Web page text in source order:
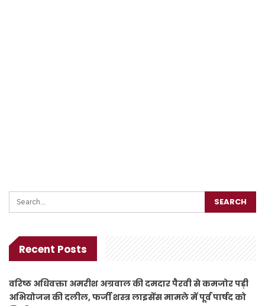
Recent Posts
वरिष्ठ अधिवक्ता अमरीश अग्रवाल की दमदार पैरवी से कमजोर पड़ी
अभियोजन की दलील, फर्जी शस्त्र लाइसेंस मामले में पूर्व पार्षद को